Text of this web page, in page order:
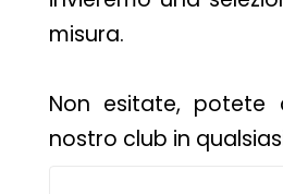
misura.
Non esitate, potete
nostro club in